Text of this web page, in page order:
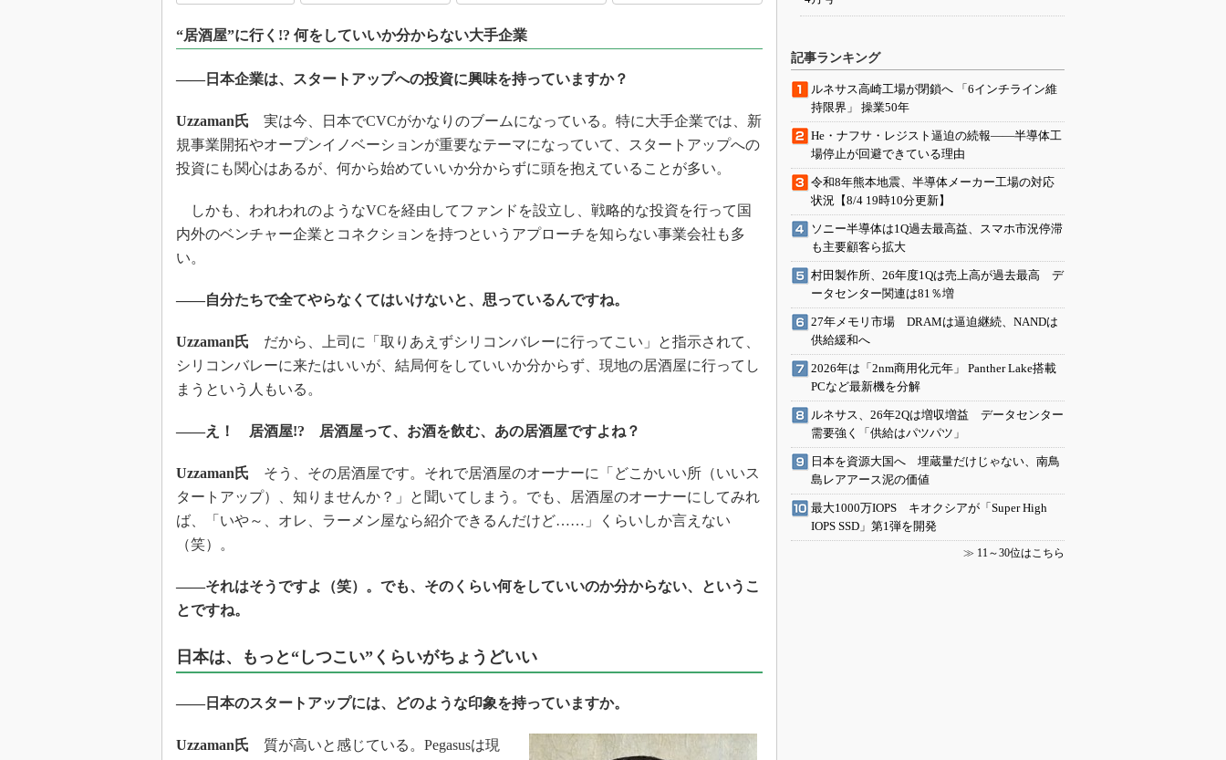
光伝送技術を知る
“異端児エンジニア”が仕掛けた社内
改革、執念の180日
イノベーションは日本を救うのか
JASA発IoT通信
IHSアナリスト「未来展望」
「英語に愛されないエンジニア」の
ための新行動論
“居酒屋”に行く!? 何をしていいか分からない大手企業
――日本企業は、スタートアップへの投資に興味を持っていますか？
Uzzaman氏 実は今、日本でCVCがかなりのブームになっている。特に大手企業では、新
規事業開拓やオープンイノベーションが重要なテーマになっていて、スタートアップへの
投資にも関心はあるが、何から始めていいか分からずに頭を抱えていることが多い。
しかも、われわれのようなVCを経由してファンドを設立し、戦略的な投資を行って国
内外のベンチャー企業とコネクションを持つというアプローチを知らない事業会社も多
い。
――自分たちで全てやらなくてはいけないと、思っているんですね。
Uzzaman氏 だから、上司に「取りあえずシリコンバレーに行ってこい」と指示されて、
シリコンバレーに来たはいいが、結局何をしていいか分からず、現地の居酒屋に行ってし
まうという人もいる。
――え！ 居酒屋!? 居酒屋って、お酒を飲む、あの居酒屋ですよね？
Uzzaman氏 そう、その居酒屋です。それで居酒屋のオーナーに「どこかいい所（いいス
タートアップ）、知りませんか？」と聞いてしまう。でも、居酒屋のオーナーにしてみれ
ば、「いや～、オレ、ラーメン屋なら紹介できるんだけど……」くらいしか言えない
（笑）。
――それはそうですよ（笑）。でも、そのくらい何をしていいのか分からない、というこ
とですね。
日本は、もっと“しつこい”くらいがちょうどいい
――日本のスタートアップには、どのような印象を持っていますか。
Uzzaman氏 質が高いと感じている。Pegasusは現
記事ランキング
ルネサス高崎工場が閉鎖へ 「6インチライン維
持限界」 操業50年
He・ナフサ・レジスト逼迫の続報――半導体工
場停止が回避できている理由
令和8年熊本地震、半導体メーカー工場の対応
状況【8/4 19時10分更新】
ソニー半導体は1Q過去最高益、スマホ市況停滞
も主要顧客ら拡大
村田製作所、26年度1Qは売上高が過去最高 デ
ータセンター関連は81％増
27年メモリ市場 DRAMは逼迫継続、NANDは
供給緩和へ
2026年は「2nm商用化元年」 Panther Lake搭載
PCなど最新機を分解
ルネサス、26年2Qは増収増益 データセンター
需要強く「供給はパツパツ」
日本を資源大国へ 埋蔵量だけじゃない、南鳥
島レアアース泥の価値
最大1000万IOPS キオクシアが「Super High
IOPS SSD」第1弾を開発
≫ 11～30位はこちら